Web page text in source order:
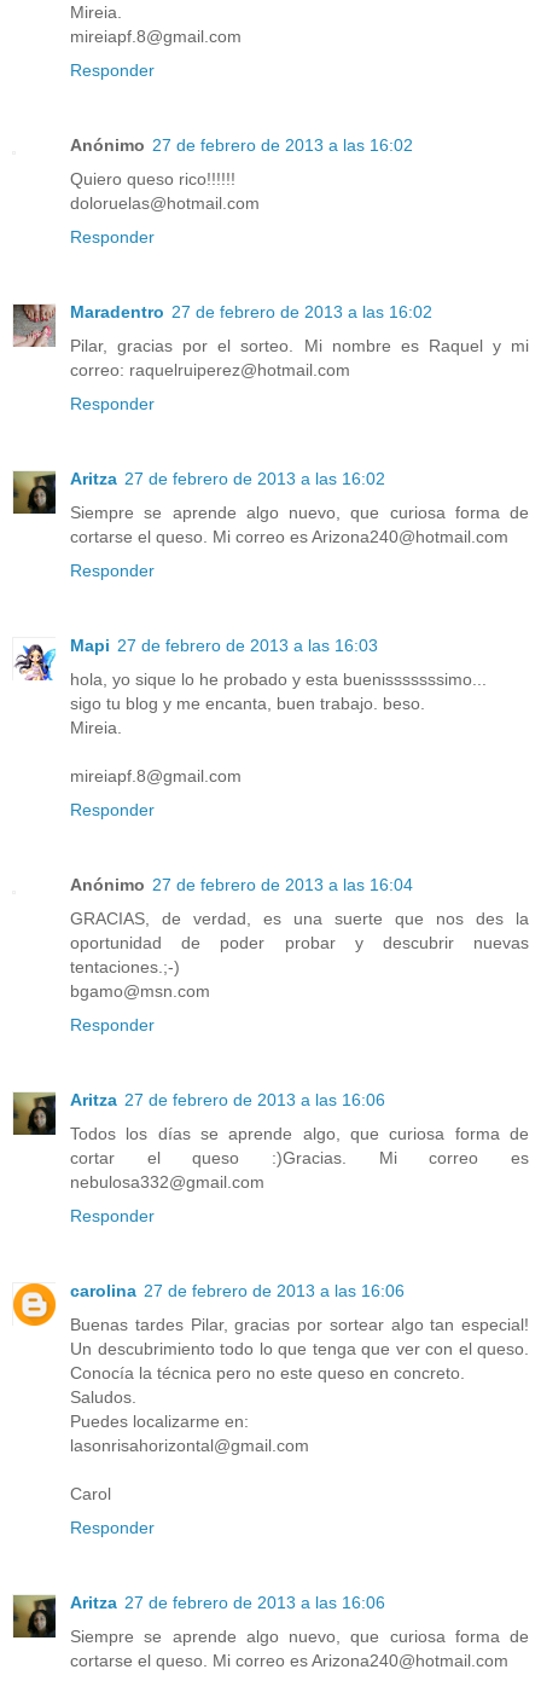
Mireia.
mireiapf.8@gmail.com
Responder
Anónimo 27 de febrero de 2013 a las 16:02
Quiero queso rico!!!!!!
doloruelas@hotmail.com
Responder
Maradentro 27 de febrero de 2013 a las 16:02
Pilar, gracias por el sorteo. Mi nombre es Raquel y mi
correo: raquelruiperez@hotmail.com
Responder
Aritza 27 de febrero de 2013 a las 16:02
Siempre se aprende algo nuevo, que curiosa forma de
cortarse el queso. Mi correo es Arizona240@hotmail.com
Responder
Mapi 27 de febrero de 2013 a las 16:03
hola, yo sique lo he probado y esta buenisssssssimo...
sigo tu blog y me encanta, buen trabajo. beso.
Mireia.
mireiapf.8@gmail.com
Responder
Anónimo 27 de febrero de 2013 a las 16:04
GRACIAS, de verdad, es una suerte que nos des la
oportunidad de poder probar y descubrir nuevas
tentaciones.;-)
bgamo@msn.com
Responder
Aritza 27 de febrero de 2013 a las 16:06
Todos los días se aprende algo, que curiosa forma de
cortar el queso :)Gracias. Mi correo es
nebulosa332@gmail.com
Responder
carolina 27 de febrero de 2013 a las 16:06
Buenas tardes Pilar, gracias por sortear algo tan especial!
Un descubrimiento todo lo que tenga que ver con el queso.
Conocía la técnica pero no este queso en concreto.
Saludos.
Puedes localizarme en:
lasonrisahorizontal@gmail.com
Carol
Responder
Aritza 27 de febrero de 2013 a las 16:06
Siempre se aprende algo nuevo, que curiosa forma de
cortarse el queso. Mi correo es Arizona240@hotmail.com